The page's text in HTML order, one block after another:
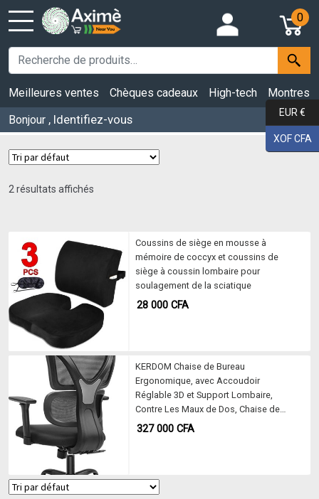
0
Meilleures ventes Chèques cadeaux High-tech
Montres
Bonjour , Identifiez-vous
2 résultats affichés
Coussins de siège en mousse à
mémoire de coccyx et coussins de
siège à coussin lombaire pour
soulagement de la sciatique
28 000 CFA
KERDOM Chaise de Bureau
Ergonomique, avec Accoudoir
Réglable 3D et Support Lombaire,
Contre Les Maux de Dos, Chaise de
Bureau Capacité de Charge
327 000 CFA
EUR €
XOF CFA